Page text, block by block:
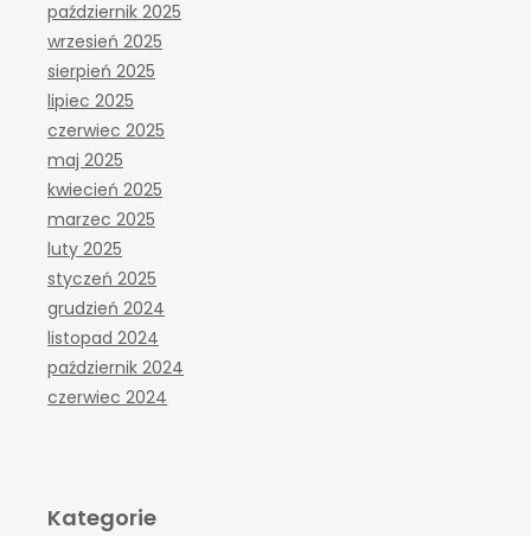
październik 2025
wrzesień 2025
sierpień 2025
lipiec 2025
czerwiec 2025
maj 2025
kwiecień 2025
marzec 2025
luty 2025
styczeń 2025
grudzień 2024
listopad 2024
październik 2024
czerwiec 2024
Kategorie